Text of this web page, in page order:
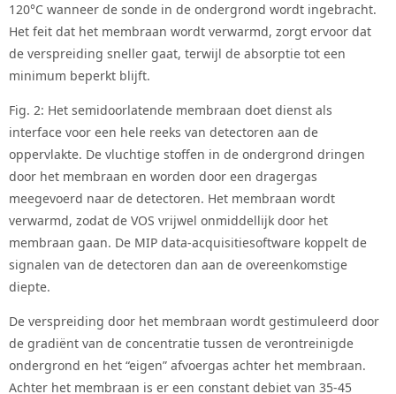
120°C wanneer de sonde in de ondergrond wordt ingebracht.
Het feit dat het membraan wordt verwarmd, zorgt ervoor dat
de verspreiding sneller gaat, terwijl de absorptie tot een
minimum beperkt blijft.
Fig. 2: Het semidoorlatende membraan doet dienst als
interface voor een hele reeks van detectoren aan de
oppervlakte. De vluchtige stoffen in de ondergrond dringen
door het membraan en worden door een dragergas
meegevoerd naar de detectoren. Het membraan wordt
verwarmd, zodat de VOS vrijwel onmiddellijk door het
membraan gaan. De MIP data-acquisitiesoftware koppelt de
signalen van de detectoren dan aan de overeenkomstige
diepte.
De verspreiding door het membraan wordt gestimuleerd door
de gradiënt van de concentratie tussen de verontreinigde
ondergrond en het “eigen” afvoergas achter het membraan.
Achter het membraan is er een constant debiet van 35-45